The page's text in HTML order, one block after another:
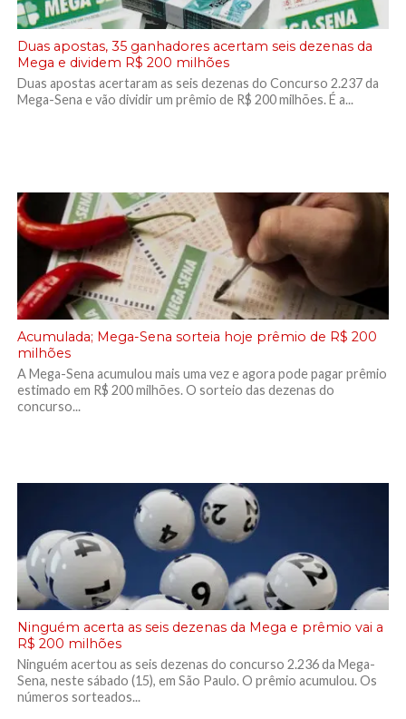
Duas apostas, 35 ganhadores acertam seis dezenas da
Mega e dividem R$ 200 milhões
Duas apostas acertaram as seis dezenas do Concurso 2.237 da
Mega-Sena e vão dividir um prêmio de R$ 200 milhões. É a...
Acumulada; Mega-Sena sorteia hoje prêmio de R$ 200
milhões
A Mega-Sena acumulou mais uma vez e agora pode pagar prêmio
estimado em R$ 200 milhões. O sorteio das dezenas do
concurso...
Ninguém acerta as seis dezenas da Mega e prêmio vai a
R$ 200 milhões
Ninguém acertou as seis dezenas do concurso 2.236 da Mega-
Sena, neste sábado (15), em São Paulo. O prêmio acumulou. Os
números sorteados...